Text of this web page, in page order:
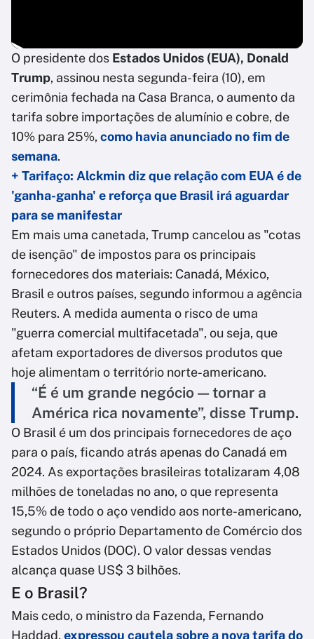
O presidente dos Estados Unidos (EUA), Donald
Trump, assinou nesta segunda-feira (10), em
cerimônia fechada na Casa Branca, o aumento da
tarifa sobre importações de alumínio e cobre, de
10% para 25%, como havia anunciado no fim de
semana.
+ Tarifaço: Alckmin diz que relação com EUA é de
'ganha-ganha' e reforça que Brasil irá aguardar
para se manifestar
Em mais uma canetada, Trump cancelou as "cotas
de isenção" de impostos para os principais
fornecedores dos materiais: Canadá, México,
Brasil e outros países, segundo informou a agência
Reuters. A medida aumenta o risco de uma
"guerra comercial multifacetada", ou seja, que
afetam exportadores de diversos produtos que
hoje alimentam o território norte-americano.
“É é um grande negócio — tornar a
América rica novamente”, disse Trump.
O Brasil é um dos principais fornecedores de aço
para o país, ficando atrás apenas do Canadá em
2024. As exportações brasileiras totalizaram 4,08
milhões de toneladas no ano, o que representa
15,5% de todo o aço vendido aos norte-americano,
segundo o próprio Departamento de Comércio dos
Estados Unidos (DOC). O valor dessas vendas
alcança quase US$ 3 bilhões.
E o Brasil?
Mais cedo, o ministro da Fazenda, Fernando
Haddad, expressou cautela sobre a nova tarifa do